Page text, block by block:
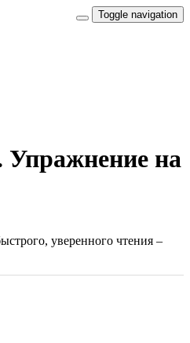
Toggle navigation
Упражнение на
уверенного чтения –